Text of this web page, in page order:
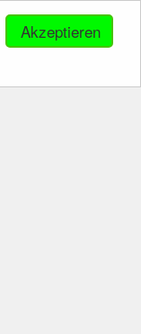
Akzeptieren